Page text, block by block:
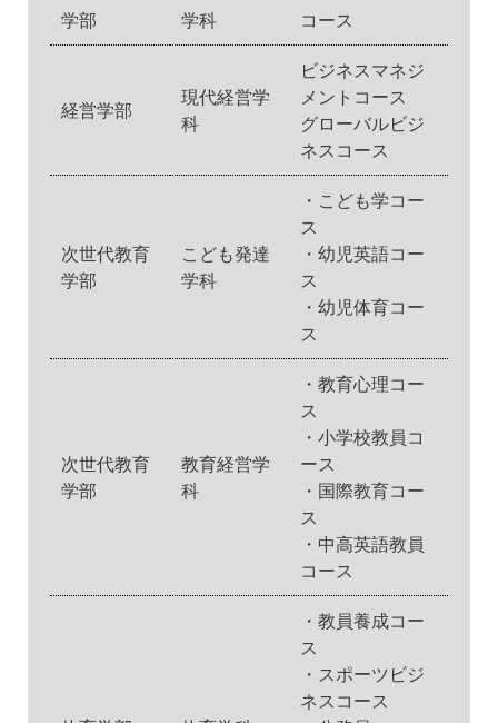
学部 学科 コース
経営学部
現代経営学
科
ビジネスマネジ
メントコース
グローバルビジ
ネスコース
次世代教育
学部
こども発達
学科
・こども学コー
ス
・幼児英語コー
ス
・幼児体育コー
ス
次世代教育
学部
教育経営学
科
・教育心理コー
ス
・小学校教員コ
ース
・国際教育コー
ス
・中高英語教員
コース
・教員養成コー
ス
・スポーツビジ
ネスコース